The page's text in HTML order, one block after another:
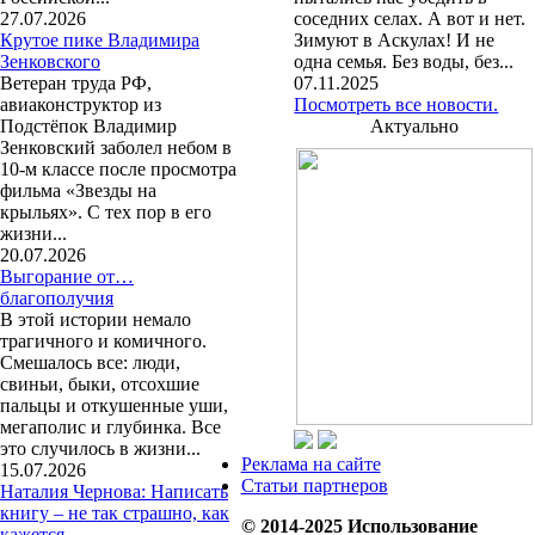
27.07.2026
Крутое пике Владимира
Зенковского
Ветеран труда РФ,
авиаконструктор из
Подстёпок Владимир
Зенковский заболел небом в
10-м классе после просмотра
фильма «Звезды на
крыльях». С тех пор в его
жизни...
20.07.2026
Выгорание от…
благополучия
В этой истории немало
трагичного и комичного.
Смешалось все: люди,
свиньи, быки, отсохшие
пальцы и откушенные уши,
мегаполис и глубинка. Все
это случилось в жизни...
15.07.2026
Наталия Чернова: Написать
книгу – не так страшно, как
соседних селах. А вот и нет.
Зимуют в Аскулах! И не
одна семья. Без воды, без...
07.11.2025
Посмотреть все новости.
Актуально
Реклама на сайте
Статьи партнеров
© 2014-2025 Использование